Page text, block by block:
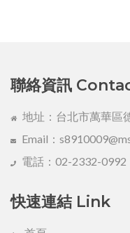
聯絡資訊
地址：台北市萬華區
Email：
電話：02-2332-0992
快速連結 Link